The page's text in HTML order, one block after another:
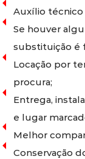
Auxílio técnico
Se houver
substituição é
Locação por
procura;
Entrega,
e lugar
Melhor
Conservação